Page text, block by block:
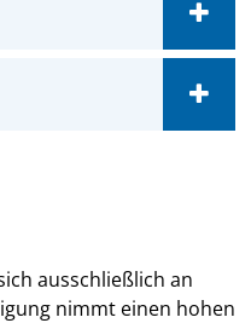
ausschließlich an
nimmt einen hohen